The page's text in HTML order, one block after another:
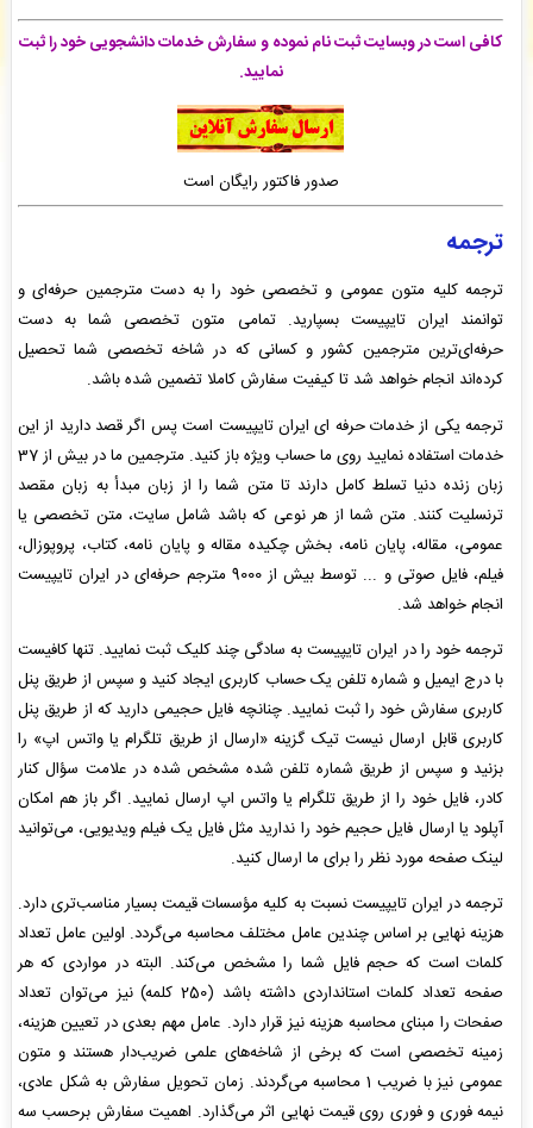
نادیا وطن دوست: سفارش تایپ، صفحه آرایی شما ثبت شد به زودی توسط اپراتور بررسی خواهد
شد. - ( جمعه ۰۵/۰۵/۱۶ ۲۰:۰۹:۰۳)
: سفارش ویراستاری فنی شما بررسی و پیش فاکتور برای شما صادر گردید. -
: پیش فاکتور شما با موفقیت پرداخت شد و سفارش تایپ، صفحه آرایی شما در حال انجام
کافی است در وبسایت ثبت نام نموده و سفارش خدمات دانشجویی خود را ثبت
نمایید.
صدور فاکتور رایگان است
ترجمه
ترجمه کلیه متون عمومی و تخصصی خود را به دست مترجمین حرفه‌ای و
توانمند ایران تایپیست بسپارید. تمامی متون تخصصی شما به دست
حرفه‌ای‌ترین مترجمین کشور و کسانی که در شاخه تخصصی شما تحصیل
کرده‌اند انجام خواهد شد تا کیفیت سفارش کاملا تضمین شده باشد.
ترجمه یکی از خدمات حرفه ای ایران تایپیست است پس اگر قصد دارید از این
خدمات استفاده نمایید روی ما حساب ویژه باز کنید. مترجمین ما در بیش از 37
زبان زنده دنیا تسلط کامل دارند تا متن شما را از زبان مبدأ به زبان مقصد
ترنسلیت کنند. متن شما از هر نوعی که باشد شامل سایت، متن تخصصی یا
عمومی، مقاله، پایان نامه، بخش چکیده مقاله و پایان نامه، کتاب، پروپوزال،
فیلم، فایل صوتی و ... توسط بیش از 9000 مترجم حرفه‌ای در ایران تایپیست
انجام خواهد شد.
ترجمه خود را در ایران تایپیست به سادگی چند کلیک ثبت نمایید. تنها کافیست
با درج ایمیل و شماره تلفن یک حساب کاربری ایجاد کنید و سپس از طریق پنل
کاربری سفارش خود را ثبت نمایید. چنانچه فایل حجیمی دارید که از طریق پنل
کاربری قابل ارسال نیست تیک گزینه «ارسال از طریق تلگرام یا واتس اپ» را
بزنید و سپس از طریق شماره تلفن شده مشخص شده در علامت سؤال کنار
کادر، فایل خود را از طریق تلگرام یا واتس اپ ارسال نمایید. اگر باز هم امکان
آپلود یا ارسال فایل حجیم خود را ندارید مثل فایل یک فیلم ویدیویی، می‌توانید
لینک صفحه مورد نظر را برای ما ارسال کنید.
ترجمه در ایران تایپیست نسبت به کلیه مؤسسات قیمت بسیار مناسب‌تری دارد.
هزینه نهایی بر اساس چندین عامل مختلف محاسبه می‌گردد. اولین عامل تعداد
کلمات است که حجم فایل شما را مشخص می‌کند. البته در مواردی که هر
صفحه تعداد کلمات استانداردی داشته باشد (250 کلمه) نیز می‌توان تعداد
صفحات را مبنای محاسبه هزینه نیز قرار دارد. عامل مهم بعدی در تعیین هزینه،
زمینه تخصصی است که برخی از شاخه‌های علمی ضریب‌دار هستند و متون
عمومی نیز با ضریب 1 محاسبه می‌گردند. زمان تحویل سفارش به شکل عادی،
نیمه فوری و فوری روی قیمت نهایی اثر می‌گذارد. اهمیت سفارش برحسب سه